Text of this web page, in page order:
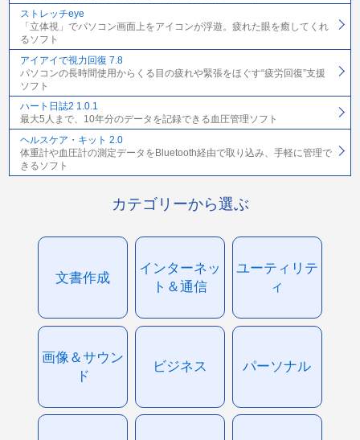
ストレッチeye
「立体視」でパソコン画面上をアイコンが浮遊。疲れた眼を癒してくれ
るソフト
アイアイで視力回復 7.8
パソコンの長時間使用からくる目の疲れや緊張をほぐす“疲労回復”支援
ソフト
ハート日誌2 1.0.1
最大5人まで、10年分のデータを記録できる血圧管理ソフト
ヘルスケア・キット 2.0
体重計や血圧計の測定データをBluetooth経由で取り込み、手軽に管理で
きるソフト
カテゴリーから選ぶ
文書作成
インターネッ
ト＆通信
ユーティリテ
ィ
画像＆サウン
ド
ビジネス パーソナル